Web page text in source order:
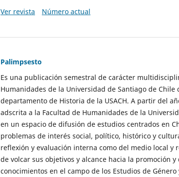
Ver revista
Número actual
Palimpsesto
Es una publicación semestral de carácter
Humanidades de la Universidad de Santiago de Chile
departamento de Historia de la USACH. A partir del
adscrita a la Facultad de Humanidades de la
en un espacio de difusión de estudios centrados en
problemas de interés social, político, histórico y
reflexión y evaluación interna como del medio local y
de volcar sus objetivos y alcance hacia la promoción
conocimientos en el campo de los Estudios de